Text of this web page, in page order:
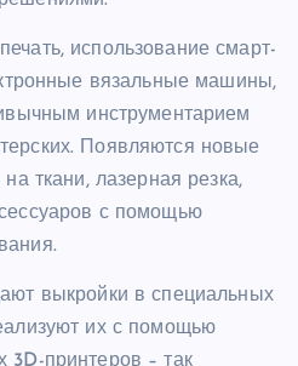
использование смарт-
вязальные машины,
инструментарием
Появляются новые
ткани, лазерная резка,
с помощью
выкройки в специальных
их с помощью
3D-принтеров – так